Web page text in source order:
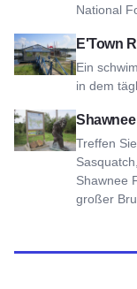
National
E'Town
Ein
in dem
Ansicht E'Town
Treffen
Shawnee
großer
Ansicht Shawnee